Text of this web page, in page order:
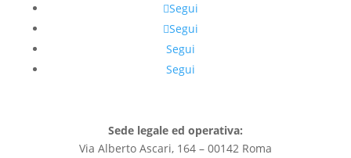
Segui
Segui
Segui
Segui
Sede legale ed operativa:
Via Alberto Ascari, 164 – 00142 Roma